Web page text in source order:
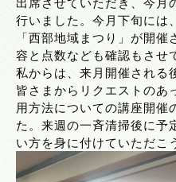
行いました。今月下旬には
「西部地域まつり」が開
容と点数なども確認もさせ
私からは、来月開催される
皆さまからリクエストのあ
用方法についての講座開催
た。来週の一斉清掃後に予
い方を身に付けていただこ